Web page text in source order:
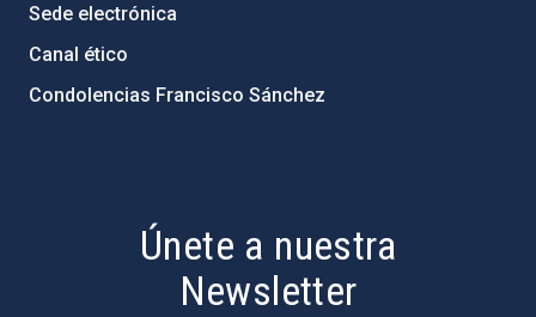
Sede electrónica
Canal ético
Condolencias Francisco Sánchez
Únete a nuestra
Newsletter